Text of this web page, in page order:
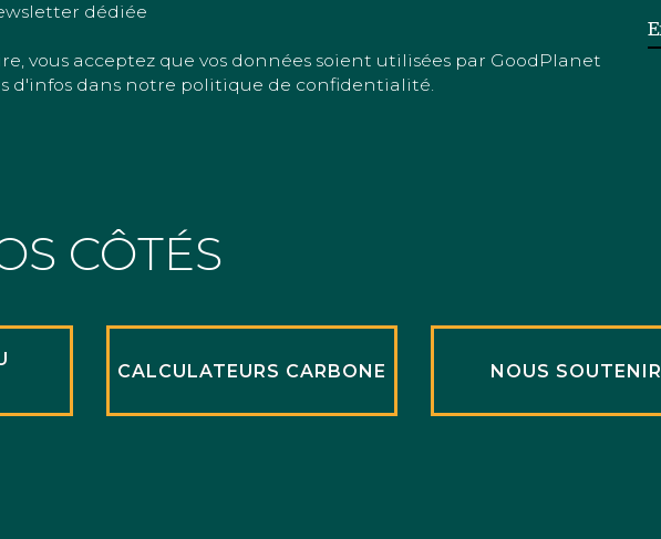
dédiée
vous acceptez que vos données soient utilisées par GoodPlanet
d'infos dans notre politique de confidentialité.
CÔTÉS
CALCULATEURS CARBONE NOUS SOUTENIR